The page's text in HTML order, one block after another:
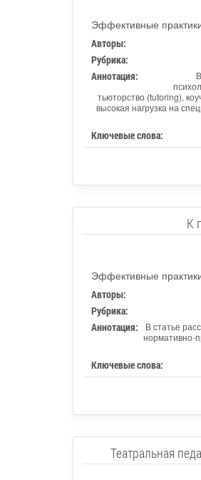
Эффективные
Авторы:
Рубрика:
Аннотация:
тьюторство (tutoring),
высокая нагрузка на
Ключевые слова:
К
Эффективные
Авторы:
Рубрика:
Аннотация:
В статье
нормативно-
Ключевые слова:
Театральная